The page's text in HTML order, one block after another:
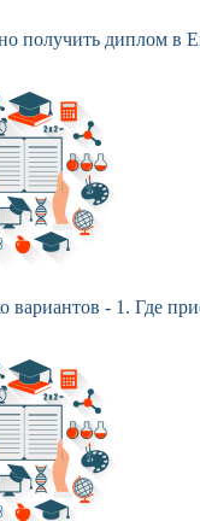
получить диплом в
вариантов - 1. Где